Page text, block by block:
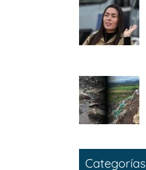
Categorías